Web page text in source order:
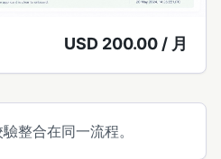
USD 200.00 / 月
整合在同一流程。